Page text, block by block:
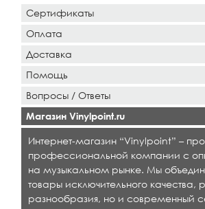
Сертификаты
Оплата
Доставка
Помощь
Вопросы / Ответы
Магазин Vinylpoint.ru
Интернет-магазин “Vinylpoint” –
профессиональной компании с
на музыкальном рынке. Мы
товары исключительного качества,
разнообразия, но и современный